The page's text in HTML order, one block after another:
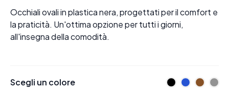
Occhiali ovali in plastica nera, progettati per il comfort e
la praticità. Un'ottima opzione per tutti i giorni,
all'insegna della comodità.
Scegli un colore